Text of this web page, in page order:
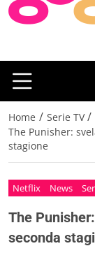
Home / Serie TV /
The Punisher:
stagione
Netflix News
The
seconda